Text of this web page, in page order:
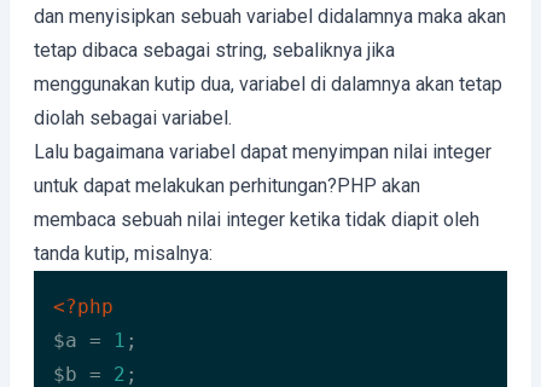
dan menyisipkan sebuah variabel didalamnya maka akan
tetap dibaca sebagai string, sebaliknya jika
menggunakan kutip dua, variabel di dalamnya akan tetap
diolah sebagai variabel.
Lalu bagaimana variabel dapat menyimpan nilai integer
untuk dapat melakukan perhitungan?PHP akan
membaca sebuah nilai integer ketika tidak diapit oleh
tanda kutip, misalnya:
<?php
$a =
1 ;
$b = 2 ;